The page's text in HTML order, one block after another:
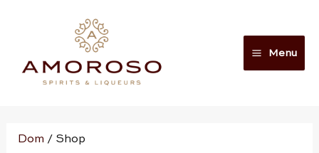
Menu
Dom / Shop